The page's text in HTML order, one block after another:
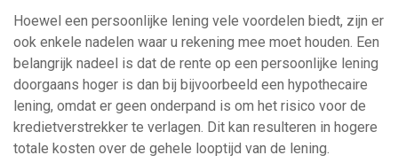
Hoewel een persoonlijke lening vele voordelen biedt, zijn er
ook enkele nadelen waar u rekening mee moet houden. Een
belangrijk nadeel is dat de rente op een persoonlijke lening
doorgaans hoger is dan bij bijvoorbeeld een hypothecaire
lening, omdat er geen onderpand is om het risico voor de
kredietverstrekker te verlagen. Dit kan resulteren in hogere
totale kosten over de gehele looptijd van de lening.